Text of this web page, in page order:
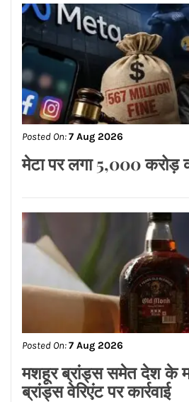
7 Aug 2026
दिशा’ के अंतर्गत इनोसेंट
एनीमेशन, विजुअल इफेक्ट्स,
(AVGC) पर करियर
आयोजित*